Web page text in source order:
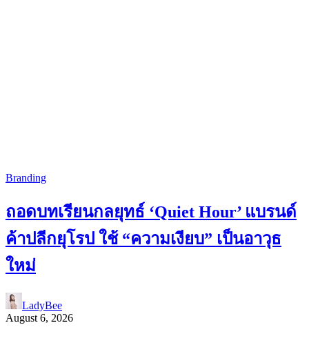
Branding
ถอดบทเรียนกลยุทธ์ ‘Quiet Hour’ แบรนด์
ค้าปลีกยุโรป ใช้ “ความเงียบ” เป็นอาวุธ
ใหม่
LadyBee
August 6, 2026